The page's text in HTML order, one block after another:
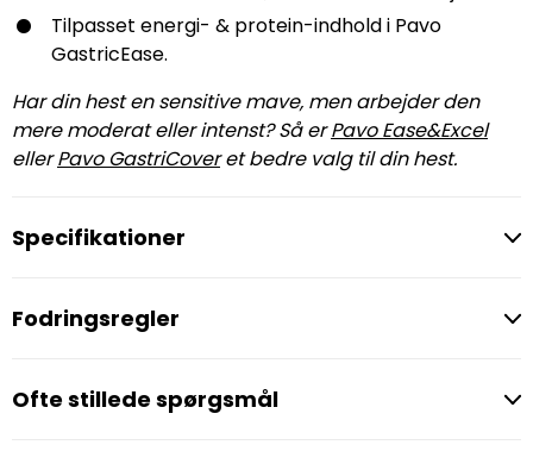
Tilpasset energi- & protein-indhold i Pavo
GastricEase.
Har din hest en sensitive mave, men arbejder den
mere moderat eller intenst? Så erPavo Ease&Excel
ellerPavo GastriCoveret bedre valg til din hest.
Specifikationer
Fodringsregler
Ofte stillede spørgsmål